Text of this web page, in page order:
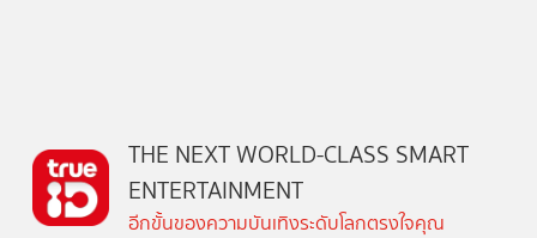
THE NEXT WORLD-CLASS SMART
ENTERTAINMENT
อีกขั้นของความบันเทิงระดับโลกตรงใจคุณ